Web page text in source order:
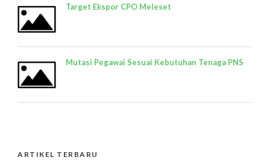
Target Ekspor CPO Meleset
Mutasi Pegawai Sesuai Kebutuhan Tenaga PNS
ARTIKEL TERBARU